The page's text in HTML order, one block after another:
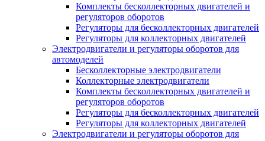
Комплекты бесколлекторных двигателей и
регуляторов оборотов
Регуляторы для бесколлекторных двигателей
Регуляторы для коллекторных двигателей
Электродвигатели и регуляторы оборотов для
автомоделей
Бесколлекторные электродвигатели
Коллекторные электродвигатели
Комплекты бесколлекторных двигателей и
регуляторов оборотов
Регуляторы для бесколлекторных двигателей
Регуляторы для коллекторных двигателей
Электродвигатели и регуляторы оборотов для